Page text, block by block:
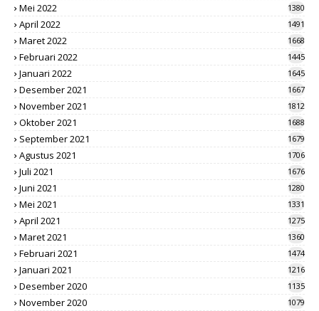
Mei 2022 1380
April 2022 1491
Maret 2022 1668
Februari 2022 1445
Januari 2022 1645
Desember 2021 1667
November 2021 1812
Oktober 2021 1688
September 2021 1679
Agustus 2021 1706
Juli 2021 1676
Juni 2021 1280
Mei 2021 1331
April 2021 1275
Maret 2021 1360
Februari 2021 1474
Januari 2021 1216
Desember 2020 1135
November 2020 1079